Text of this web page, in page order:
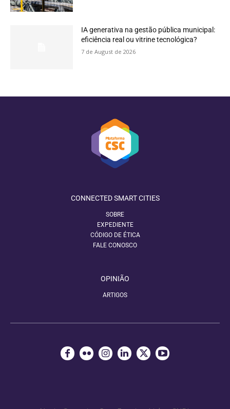
IA generativa na gestão pública municipal:
eficiência real ou vitrine tecnológica?
7 de August de 2026
CONNECTED SMART CITIES
SOBRE
EXPEDIENTE
CÓDIGO DE ÉTICA
FALE CONOSCO
OPINIÃO
ARTIGOS